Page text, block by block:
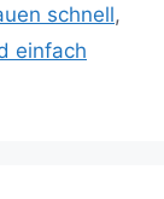
schnell,
einfach